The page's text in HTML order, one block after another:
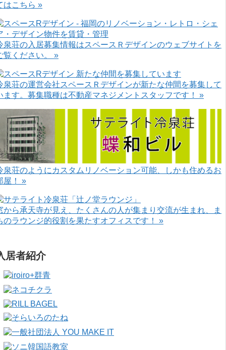
はこちら »
泉荘の入居募集情報はスペースＲデザインのウェブサイトを
覧ください。 »
泉荘の運営会社スペースＲデザインが新たな仲間を募集して
ます。募集職種は不動産マネジメントスタッフです！ »
泉荘のようにカスタムリノベーション可能、しかも住めるお
屋！ »
から承天寺が見え、たくさんの人が集まり交流が生まれ、ま
のラウンジ的役割を果たすオフィスです！ »
居者紹介